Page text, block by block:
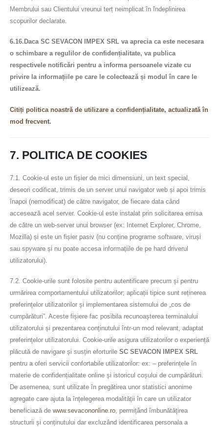
Membrului sau Clientului vreunui terț neimplicat în îndeplinirea
scopurilor declarate.
6.16.Daca SC SEVACON IMPEX SRL va aprecia ca este necesara
o schimbare a regulilor de confidențialitate, va publica
respectivele notificări pentru a informa persoanele vizate cu
privire la informațiile pe care le colectează și modul în care le
utilizează.
Citiți politica noastră de utilizare a confidențialitate, actualizată în
mod frecvent.
7. POLITICA DE COOKIES
7.1. Cookie-ul este un fișier de mici dimensiuni, un text special,
deseori codificat, trimis de un server unui navigator web și apoi trimis
înapoi (nemodificat) de către navigator, de fiecare data când
accesează acel server. Cookie-ul este instalat prin solicitarea emisa
de către un web-server unui browser (ex: Internet Explorer, Chrome,
Mozilla) și este un fișier pasiv (nu conține programe software, viruși
sau spyware și nu poate accesa informațiile de pe hard driverul
utilizatorului).
7.2. Cookie-urile sunt folosite pentru autentificare precum și pentru
urmărirea comportamentului utilizatorilor; aplicații tipice sunt reținerea
preferințelor utilizatorilor și implementarea sistemului de „cos de
cumpărături”. Aceste fișiere fac posibila recunoașterea terminalului
utilizatorului și prezentarea conținutului într-un mod relevant, adaptat
preferințelor utilizatorului. Cookie-urile asigura utilizatorilor o experiență
plăcută de navigare și susțin eforturile SC SEVACON IMPEX SRL
pentru a oferi servicii confortabile utilizatorilor: ex: – preferințele în
materie de confidențialitate online și istoricul coșului de cumpărături.
De asemenea, sunt utilizate în pregătirea unor statistici anonime
agregate care ajuta la înțelegerea modalității în care un utilizator
beneficiază de www.sevacononline.ro, permițând îmbunătățirea
structurii și conținutului dar excluzând identificarea personala a